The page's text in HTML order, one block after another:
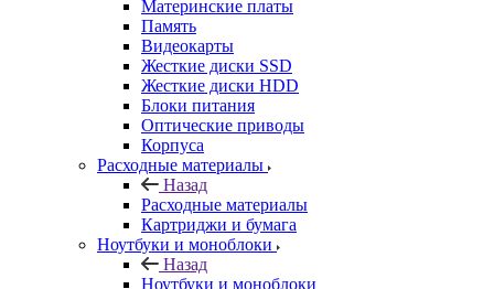
Материнские платы
Память
Видеокарты
Жесткие диски SSD
Жесткие диски HDD
Блоки питания
Оптические приводы
Корпуса
Расходные материалы
Назад
Расходные материалы
Картриджи и бумага
Ноутбуки и моноблоки
Назад
Ноутбуки и моноблоки